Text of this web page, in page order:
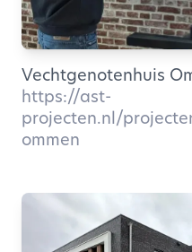
Vechtgenotenhuis
https://ast-
projecten.nl/
ommen